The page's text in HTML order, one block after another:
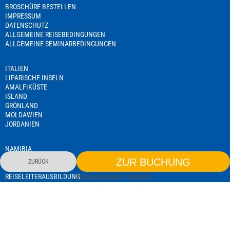
ZURÜCK ZUR BUCHUNG
Buchung nicht möglich
BROSCHÜRE BESTELLEN
IMPRESSUM
DATENSCHUTZ
ALLGEMEINE REISEBEDINGUNGEN
ALLGEMEINE SEMINARBEDINGUNGEN
ITALIEN
LIPARISCHE INSELN
AMALFIKÜSTE
ISLAND
GRÖNLAND
MOLDAWIEN
JORDANIEN
NAMIBIA
TANSANIA
REISELEITERAUSBILDUNG